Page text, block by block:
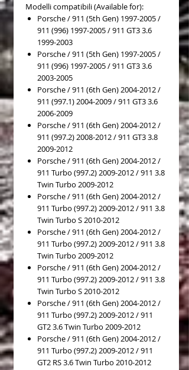
Modelli compatibili (Available for):
Porsche / 911 (5th Gen) 1997-2005 /
911 (996) 1997-2005 / 911 GT3 3.6
1999-2003
Porsche / 911 (5th Gen) 1997-2005 /
911 (996) 1997-2005 / 911 GT3 3.6
2003-2005
Porsche / 911 (6th Gen) 2004-2012 /
911 (997.1) 2004-2009 / 911 GT3 3.6
2006-2009
Porsche / 911 (6th Gen) 2004-2012 /
911 (997.2) 2008-2012 / 911 GT3 3.8
2009-2012
Porsche / 911 (6th Gen) 2004-2012 /
911 Turbo (997.2) 2009-2012 / 911 3.8
Twin Turbo 2009-2012
Porsche / 911 (6th Gen) 2004-2012 /
911 Turbo (997.2) 2009-2012 / 911 3.8
Twin Turbo S 2010-2012
Porsche / 911 (6th Gen) 2004-2012 /
911 Turbo (997.2) 2009-2012 / 911 3.8
Twin Turbo 2009-2012
Porsche / 911 (6th Gen) 2004-2012 /
911 Turbo (997.2) 2009-2012 / 911 3.8
Twin Turbo S 2010-2012
Porsche / 911 (6th Gen) 2004-2012 /
911 Turbo (997.2) 2009-2012 / 911
GT2 3.6 Twin Turbo 2009-2012
Porsche / 911 (6th Gen) 2004-2012 /
911 Turbo (997.2) 2009-2012 / 911
GT2 RS 3.6 Twin Turbo 2010-2012